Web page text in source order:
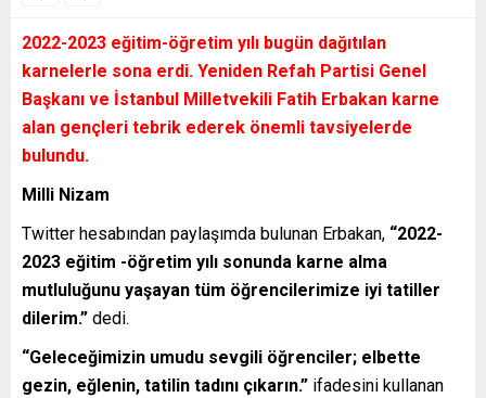
2022-2023 eğitim-öğretim yılı bugün dağıtılan
karnelerle sona erdi. Yeniden Refah Partisi Genel
Başkanı ve İstanbul Milletvekili Fatih Erbakan karne
alan gençleri tebrik ederek önemli tavsiyelerde
bulundu.
Milli Nizam
Twitter hesabından paylaşımda bulunan Erbakan, “2022-
2023 eğitim -öğretim yılı sonunda karne alma
mutluluğunu yaşayan tüm öğrencilerimize iyi tatiller
dilerim.” dedi.
“Geleceğimizin umudu sevgili öğrenciler; elbette
gezin, eğlenin, tatilin tadını çıkarın.” ifadesini kullanan